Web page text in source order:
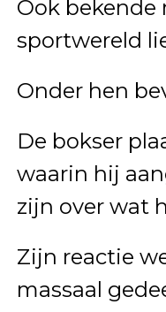
Ook
sportwereld
Onder hen
De bokser
waarin hij
zijn over wat
Zijn reactie
massaal